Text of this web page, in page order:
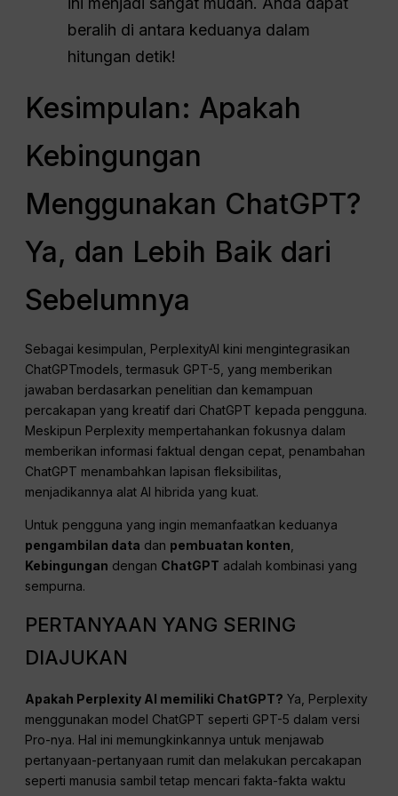
beralih di antara keduanya dalam
hitungan detik!
Kesimpulan: Apakah
Kebingungan
Menggunakan ChatGPT?
Ya, dan Lebih Baik dari
Sebelumnya
Sebagai kesimpulan, PerplexityAI kini mengintegrasikan
ChatGPTmodels, termasuk GPT-5, yang memberikan
jawaban berdasarkan penelitian dan kemampuan
percakapan yang kreatif dari ChatGPT kepada pengguna.
Meskipun Perplexity mempertahankan fokusnya dalam
memberikan informasi faktual dengan cepat, penambahan
ChatGPT menambahkan lapisan fleksibilitas,
menjadikannya alat AI hibrida yang kuat.
Untuk pengguna yang ingin memanfaatkan keduanya
pengambilan data dan pembuatan konten
Kebingungan dengan ChatGPT adalah kombinasi yang
sempurna.
PERTANYAAN YANG SERING
DIAJUKAN
Apakah Perplexity AI memiliki ChatGPT? Ya, Perplexity
menggunakan model ChatGPT seperti GPT-5 dalam versi
Pro-nya. Hal ini memungkinkannya untuk menjawab
pertanyaan-pertanyaan rumit dan melakukan percakapan
seperti manusia sambil tetap mencari fakta-fakta waktu